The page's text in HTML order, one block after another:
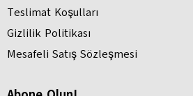
Teslimat Koşulları
Gizlilik Politikası
Mesafeli Satış Sözleşmesi